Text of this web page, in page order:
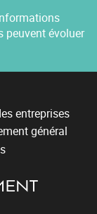
peuvent évoluer
entreprises
général